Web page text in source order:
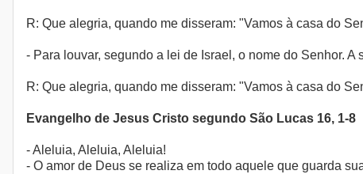
R: Que alegria, quando me disseram: "Vamos à casa do
- Para louvar, segundo a lei de Israel, o nome do Senhor.
R: Que alegria, quando me disseram: "Vamos à casa do
Evangelho de Jesus Cristo segundo São Lucas 16, 1-8
- Aleluia, Aleluia, Aleluia!
- O amor de Deus se realiza em todo aquele que guarda